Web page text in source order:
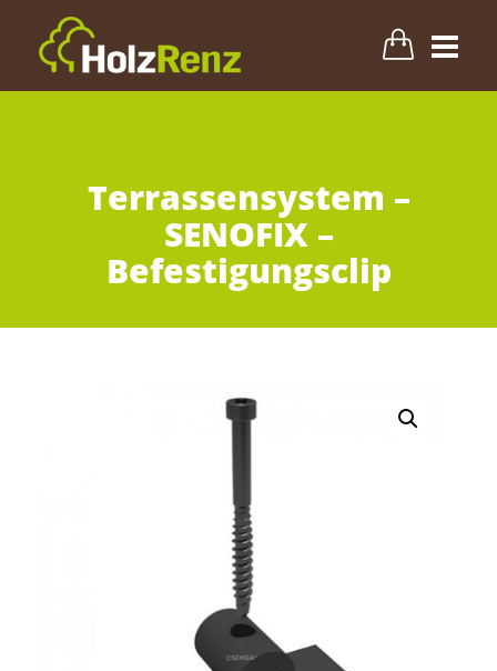
Innenbereich
Terrassensystem –
SENOFIX –
Befestigungsclip